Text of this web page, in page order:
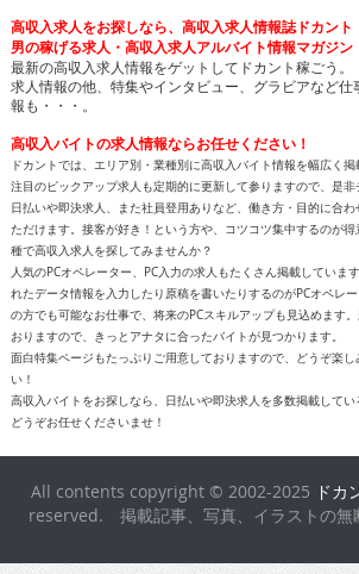
高収入求人をお探しなら、高収入求人情報誌ドカント
男の稼げる求人・高収入求人アルバイト情報マガジン
最新の高収入求人情報をゲットしてドカント稼ごう。
求人情報の他、特集やインタビュー、グラビアなど
報も・・・。
高収入バイトの求人情報ならお任せください！
ドカントでは、エリア別・業種別に高収入バイト情報を幅広く掲
注目のピックアップ求人も定期的に更新して参りますので、是非
日払いや即決求人、また社員登用ありなど、働き方・目的に合
ただけます。接客が好き！という方や、コツコツ集中するのが
種で高収入求人を探してみませんか？
人気のPCオペレーター、PC入力の求人もたくさん掲載していま
れたデータ情報を入力したり原稿を書いたりするのがPCオペレ
の方でも可能なお仕事で、将来のPCスキルアップも見込めます
おりますので、きっとアナタに合ったバイトが見つかります。
面白特集ページもたっぷりご用意しておりますので、どうぞ楽
い！
高収入バイトをお探しなら、日払いや即決求人を多数掲載して
どうぞお任せくださいませ！
All contents copyright © 2002-2025 ドカ
reserved. 掲載記事、写真、イラストの無